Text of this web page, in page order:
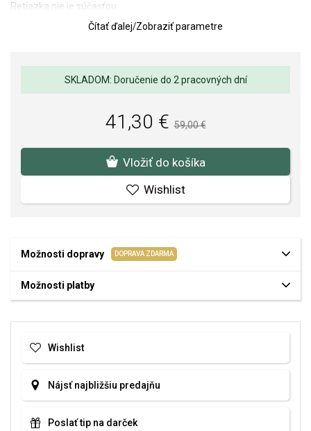
Retiazka nie je súčasťou.
Rozmery prívesku: 30 x 35 mm (s úchytom)
Kvalita materiálov a spracovania je pre nás prvoradá. Povrchová
úprava a osadenie akostných kameňov a perál spĺňa náročné
Čítať ďalej/Zobraziť parametre
SKLADOM: Doručenie do 2 pracovných dní
41,30 € 59,00 €
Vložiť do košíka
Wishlist
Možnosti dopravy DOPRAVA ZDARMA
Možnosti platby
Wishlist
Nájsť najbližšiu predajňu
Poslať tip na darček